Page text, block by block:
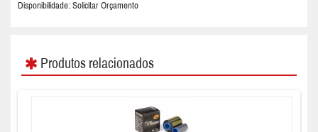
Disponibilidade: Solicitar Orçamento
Produtos relacionados